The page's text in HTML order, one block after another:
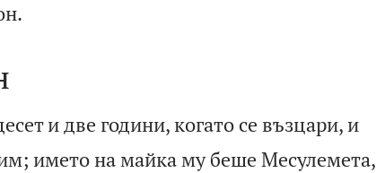

и две години, когато се възцари, и
името на майка му беше Месулемета,